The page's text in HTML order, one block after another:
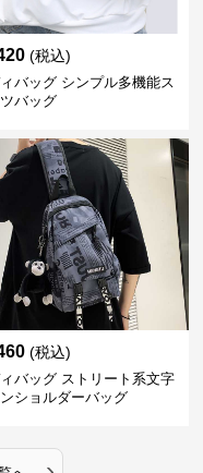
(税込)
バッグ シンプル多機能ス
バッグ
(税込)
バッグ ストリート系文字
ショルダーバッグ